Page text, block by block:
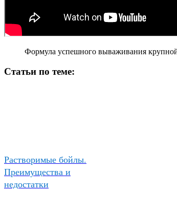
Формула успешного вываживания
Статьи по теме:
Растворимые бойлы.
Преимущества и
недостатки